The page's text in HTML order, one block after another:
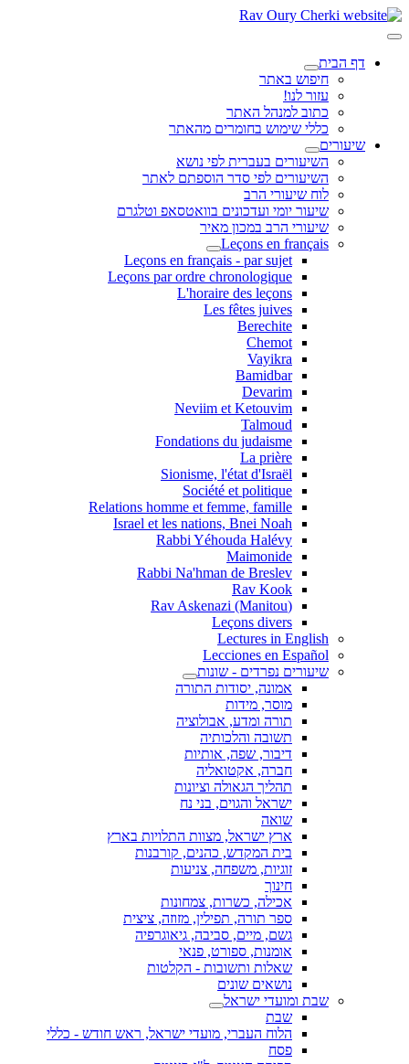
דף הבית
חיפוש באתר
עזור לנו!
כתוב למנהל האתר
כללי שימוש בחומרים מהאתר
שיעורים
השיעורים בעברית לפי נושא
השיעורים לפי סדר הוספתם לאתר
לוח שיעורי הרב
שיעור יומי ועדכונים בוואטסאפ וטלגרם
שיעורי הרב במכון מאיר
Leçons en français
Leçons en français - par sujet
Leçons par ordre chronologique
L'horaire des leçons
Les fêtes juives
Berechite
Chemot
Vayikra
Bamidbar
Devarim
Neviim et Ketouvim
Talmoud
Fondations du judaisme
La prière
Sionisme, l'état d'Israël
Société et politique
Relations homme et femme, famille
Israel et les nations, Bnei Noah
Rabbi Yéhouda Halévy
Maimonide
Rabbi Na'hman de Breslev
Rav Kook
(Rav Askenazi (Manitou
Leçons divers
Lectures in English
Lecciones en Español
שיעורים נפרדים - שונות
אמונה, יסודות התורה
מוסר, מידות
תורה ומדע, אבולוציה
תשובה והלכותיה
דיבור, שפה, אותיות
חברה, אקטואליה
תהליך הגאולה וציונות
ישראל והגוים, בני נח
שואה
ארץ ישראל, מצוות התלויות בארץ
בית המקדש, כהנים, קורבנות
זוגיות, משפחה, צניעות
חינוך
אכילה, כשרות, צמחונות
ספר תורה, תפילין, מזוזה, ציצית
גשם, מיים, סביבה, גיאוגרפיה
אומנות, ספורט, פנאי
שאלות ותשובות - הקלטות
נושאים שונים
שבת ומועדי ישראל
שבת
הלוח העברי, מועדי ישראל, ראש חודש - כללי
פסח